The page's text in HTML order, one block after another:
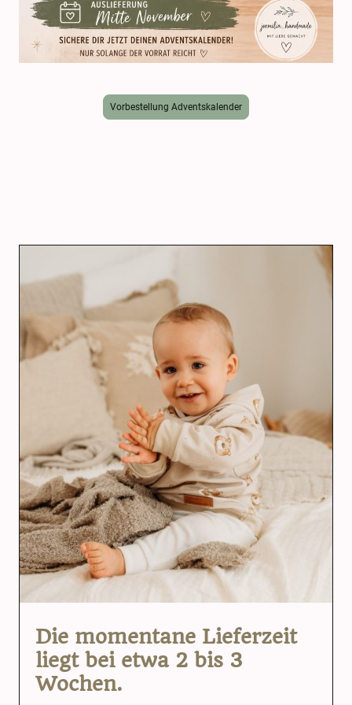
Vorbestellung Adventskalender
Die momentane Lieferzeit
liegt bei etwa 2 bis 3
Wochen.